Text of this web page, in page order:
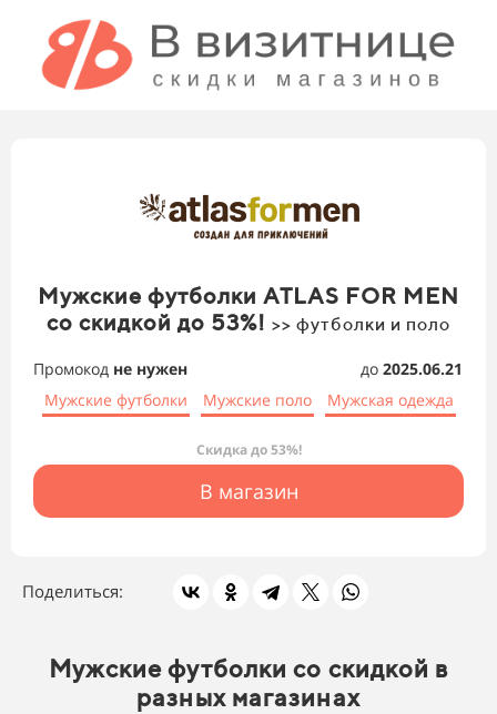
Мужские футболки ATLAS FOR MEN
со скидкой до 53%! >> футболки и поло
Промокод не нужен до 2025.06.21
Мужские футболки
Мужские поло Мужская одежда
Скидка до 53%!
В магазин
Поделиться:
Мужские футболки со скидкой в
разных магазинах